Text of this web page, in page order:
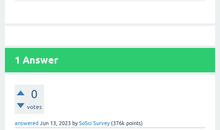
1 Answer
0
votes
answered Jun 13, 2023 bySoSci Survey (376k points)